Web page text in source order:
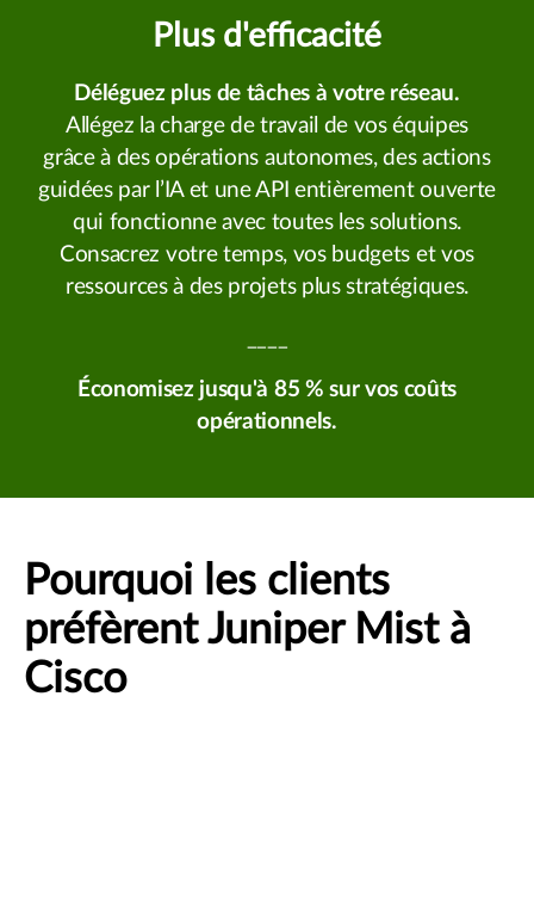
Plus d'efficacité
Déléguez plus de tâches à votre réseau.
Allégez la charge de travail de vos équipes
grâce à des opérations autonomes, des actions
guidées par l’IA et une API entièrement ouverte
qui fonctionne avec toutes les solutions.
Consacrez votre temps, vos budgets et vos
ressources à des projets plus stratégiques.
Économisez jusqu'à 85 % sur vos coûts
opérationnels.
Pourquoi les clients
préfèrent Juniper Mist à
Cisco